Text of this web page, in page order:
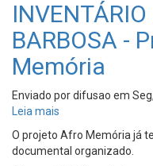
BARBOSA -
Memória
Enviado pordifusao em
Leia mais
MILTON
BARBOSA
O projeto Afro Memória já
documental organizado.